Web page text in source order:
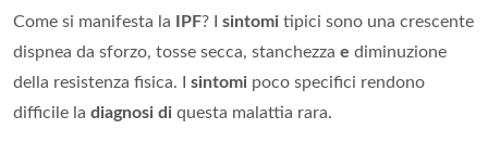
Come si manifesta la IPF? I sintomi tipici sono una crescente
dispnea da sforzo, tosse secca, stanchezza e diminuzione
della resistenza fisica. I sintomi poco specifici rendono
difficile la diagnosi di questa malattia rara.